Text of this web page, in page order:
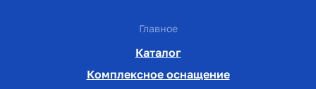
Главное
Каталог
Комплексное оснащение